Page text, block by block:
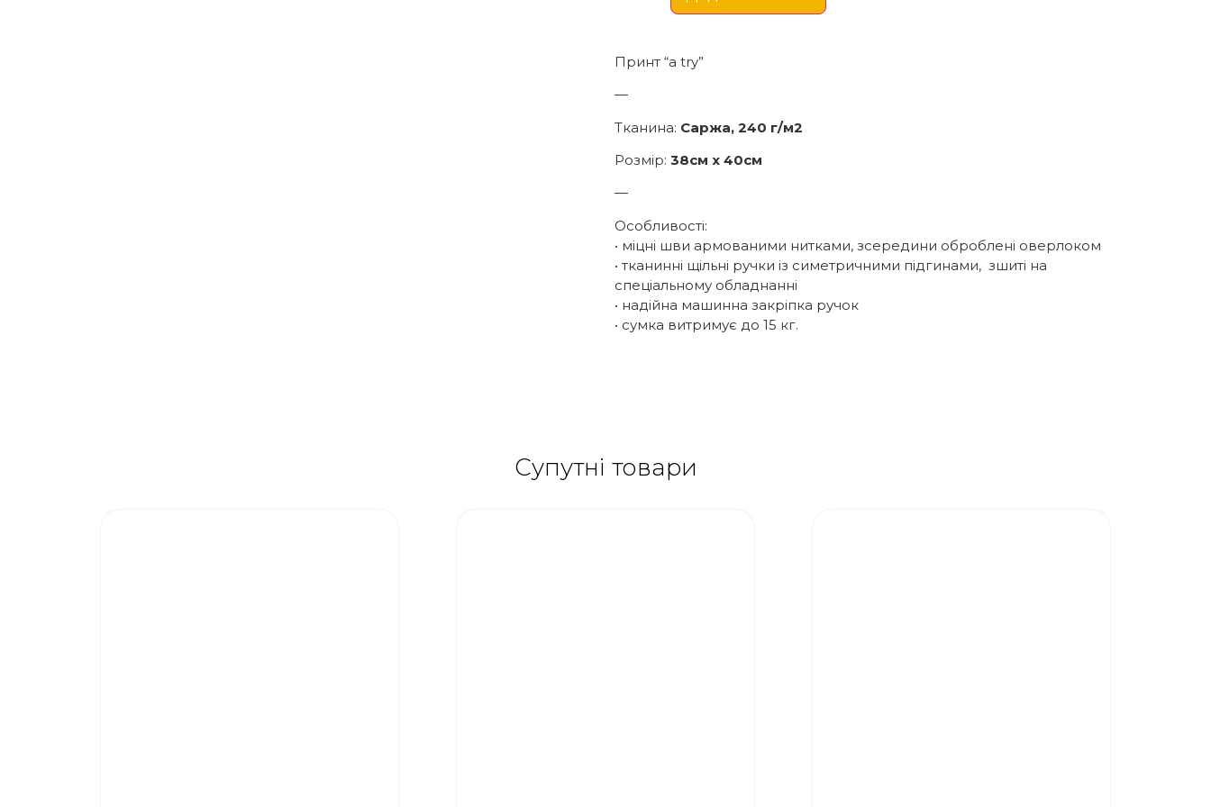
Принт “a try”
—
Тканина: Саржа, 240 г/м2
Розмір: 38см х 40см
—
Особливості:
• міцні шви армованими нитками, зсередини оброблені оверлоком
• тканинні щільні ручки із симетричними підгинами, зшиті на
спеціальному обладнанні
• надійна машинна закріпка ручок
• сумка витримує до 15 кг.
Супутні товари